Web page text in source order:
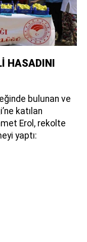
HASADINI
bulunan ve
katılan
Erol, rekolte
yaptı: